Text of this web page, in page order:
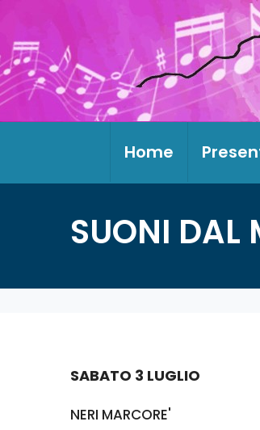
Home
SUONI DAL
SABATO 3 LUGLIO
NERI MARCORE'